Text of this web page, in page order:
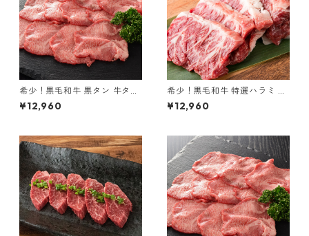
希少！黒毛和牛 黒タン 牛タン
黒樺牛 900g
¥12,960
希少！黒毛和牛 特選ハラミ 黒
樺牛 900g
¥12,960